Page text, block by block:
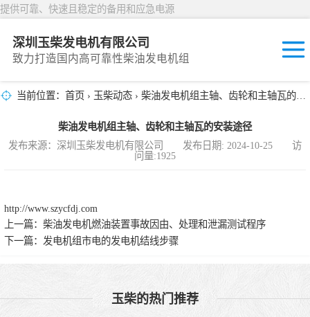
提供可靠、快速且稳定的备用和应急电源
深圳玉柴发电机有限公司
致力打造国内高可靠性柴油发电机组
当前位置： 首页 › 玉柴动态 › 柴油发电机组主轴、齿轮和主轴瓦的安装途径
柴油发电机组主轴、齿轮和主轴瓦的安装途径
发布来源：深圳玉柴发电机有限公司 发布日期: 2024-10-25 访
问量:1925
http://www.szycfdj.com
上一篇： 柴油发电机燃油装置事故因由、处理和泄漏测试程序
下一篇： 发电机组市电的发电机结线步骤
玉柴的热门推荐
固定开放式
封闭撬装式